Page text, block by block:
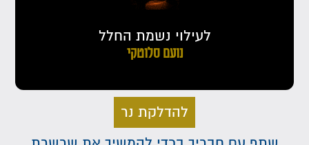
לעילוי נשמת החלל
נועם סלוטקי
להדלקת נר